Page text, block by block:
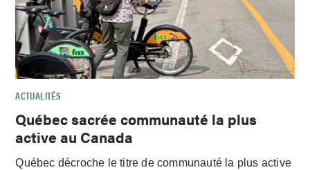
ACTUALITÉS
Québec sacrée communauté la plus
active au Canada
Québec décroche le titre de communauté la plus active